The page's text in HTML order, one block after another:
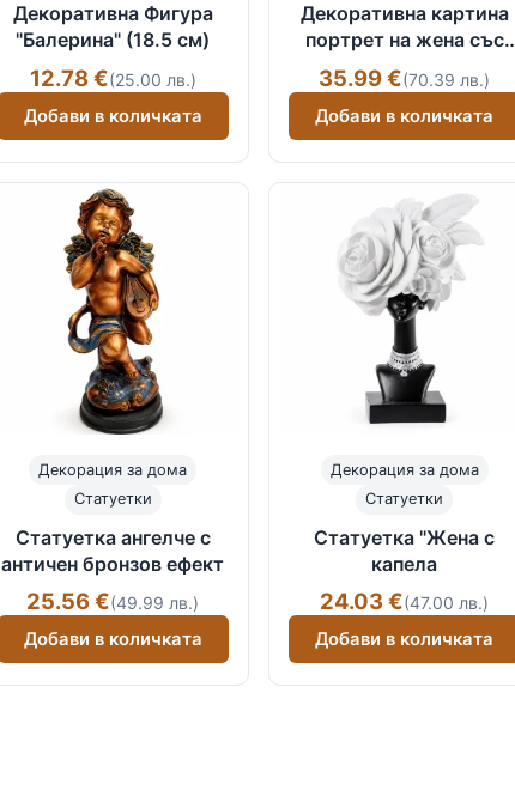
Декоративна Фигура
"Балерина" (18.5 см)
12.78 €(25.00 лв.)
Добави в количката
Декоративна картина
портрет на жена със
златисти детайли
35.99 €(70.39 лв.)
Добави в количката
Декорация за дома
Статуетки
Статуетка ангелче с
античен бронзов ефект
25.56 €(49.99 лв.)
Добави в количката
Декорация за дома
Статуетки
Статуетка "Жена с
капела
24.03 €(47.00 лв.)
Добави в количката